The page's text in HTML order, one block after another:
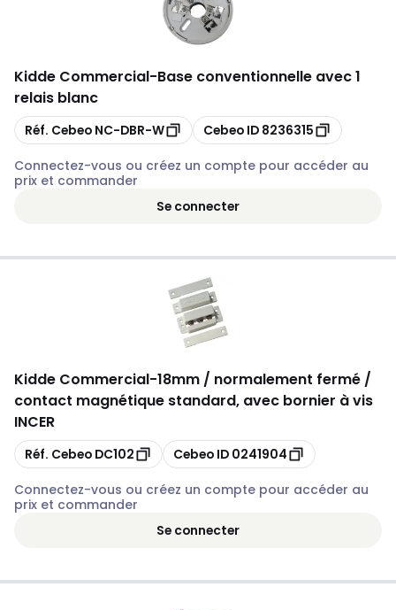
Kidde Commercial-Base conventionnelle avec 1
relais blanc
Copier
Réf. Cebeo NC-DBR-W Copier
Cebeo ID 8236315
Connectez-vous ou créez un compte pour accéder au
prix et commander
Se connecter
Kidde Commercial-18mm / normalement fermé /
contact magnétique standard, avec bornier à vis
INCER
Copier
Réf. Cebeo DC102 Copier
Cebeo ID 0241904
Connectez-vous ou créez un compte pour accéder au
prix et commander
Se connecter